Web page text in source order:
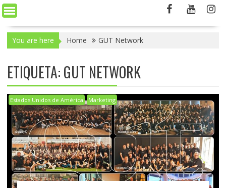
You are here Home GUT Network
ETIQUETA:GUT NETWORK
Estados Unidos de América Marketing